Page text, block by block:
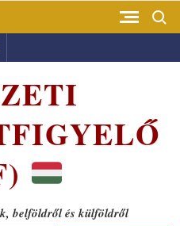
belföldről és külföldről